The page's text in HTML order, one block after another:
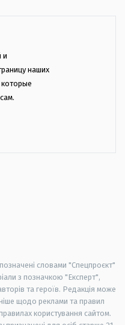
и
наших
словами "Спецпроєкт"
з позначкою "Експерт",
та героїв. Редакція може
щодо реклами та правил
користування сайтом.